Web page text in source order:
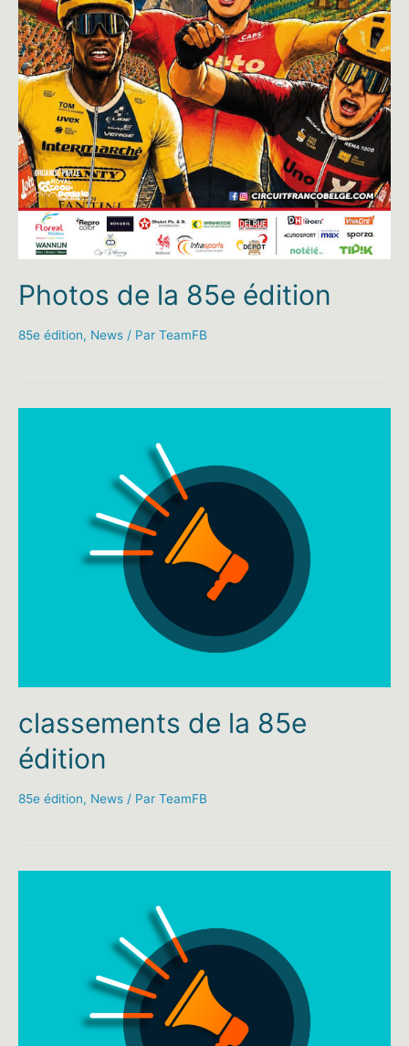
Photos de la 85e édition
85e édition, News / Par TeamFB
classements de la 85e
édition
85e édition, News / Par TeamFB